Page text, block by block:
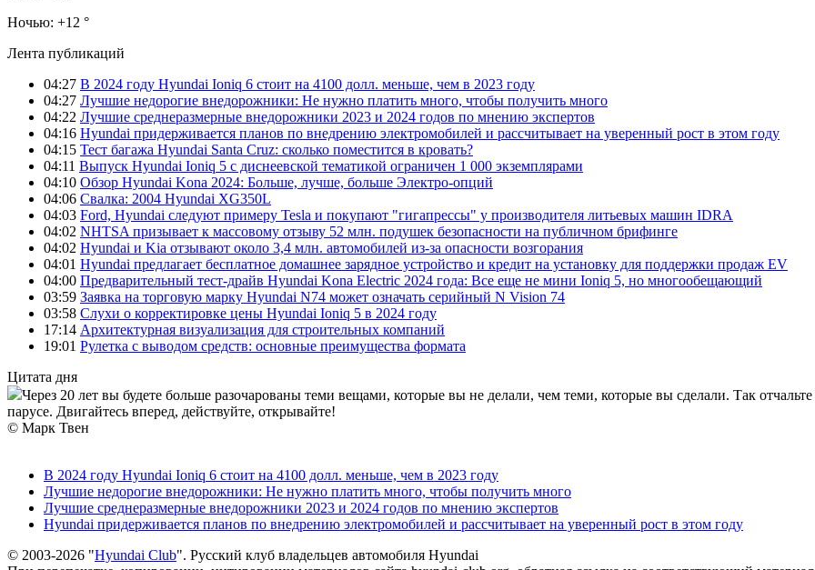
Ночью: +12 °
Лента публикаций
04:27 В 2024 году Hyundai Ioniq 6 стоит на 4100 долл. меньше, чем в 2023 году
04:27 Лучшие недорогие внедорожники: Не нужно платить много, чтобы получить много
04:22 Лучшие среднеразмерные внедорожники 2023 и 2024 годов по мнению экспертов
04:16 Hyundai придерживается планов по внедрению электромобилей и рассчитывает на уверенный рост в этом году
04:15 Тест багажа Hyundai Santa Cruz: сколько поместится в кровать?
04:11 Выпуск Hyundai Ioniq 5 с диснеевской тематикой ограничен 1 000 экземплярами
04:10 Обзор Hyundai Kona 2024: Больше, лучше, больше Электро-опций
04:06 Свалка: 2004 Hyundai XG350L
04:03 Ford, Hyundai следуют примеру Tesla и покупают "гигапрессы" у производителя литьевых машин IDRA
04:02 NHTSA призывает к массовому отзыву 52 млн. подушек безопасности на публичном брифинге
04:02 Hyundai и Kia отзывают около 3,4 млн. автомобилей из-за опасности возгорания
04:01 Hyundai предлагает бесплатное домашнее зарядное устройство и кредит на установку для поддержки продаж EV
04:00 Предварительный тест-драйв Hyundai Kona Electric 2024 года: Все еще не мини Ioniq 5, но многообещающий
03:59 Заявка на торговую марку Hyundai N74 может означать серийный N Vision 74
03:58 Слухи о корректировке цены Hyundai Ioniq 5 в 2024 году
17:14 Архитектурная визуализация для строительных компаний
19:01 Рулетка с выводом средств: основные преимущества формата
Цитата дня
Через 20 лет вы будете больше разочарованы теми вещами, которые вы не делали, чем теми, которые вы сделали. Так
парусе. Двигайтесь вперед, действуйте, открывайте!
© Марк Твен
В 2024 году Hyundai Ioniq 6 стоит на 4100 долл. меньше, чем в 2023 году
Лучшие недорогие внедорожники: Не нужно платить много, чтобы получить много
Лучшие среднеразмерные внедорожники 2023 и 2024 годов по мнению экспертов
Hyundai придерживается планов по внедрению электромобилей и рассчитывает на уверенный рост в этом году
© 2003-2026 "Hyundai Club". Русский клуб владельцев автомобиля Hyundai